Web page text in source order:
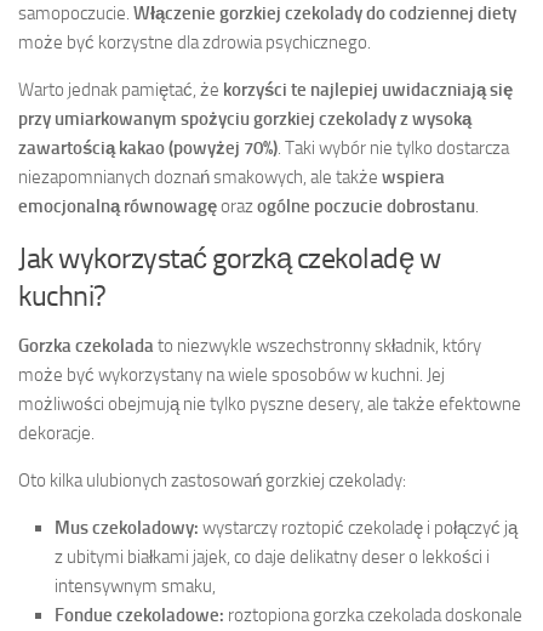
samopoczucie. Włączenie gorzkiej czekolady do codziennej diety
może być korzystne dla zdrowia psychicznego.
Warto jednak pamiętać, że korzyści te najlepiej uwidaczniają się
przy umiarkowanym spożyciu gorzkiej czekolady z wysoką
zawartością kakao (powyżej 70%) . Taki wybór nie tylko dostarcza
niezapomnianych doznań smakowych, ale także wspiera
emocjonalną równowagęorazogólne poczucie dobrostanu
Jak wykorzystać gorzką czekoladę w
kuchni?
Gorzka czekolada to niezwykle wszechstronny składnik, który
może być wykorzystany na wiele sposobów w kuchni. Jej
możliwości obejmują nie tylko pyszne desery, ale także efektowne
dekoracje.
Oto kilka ulubionych zastosowań gorzkiej czekolady:
Mus czekoladowy: wystarczy roztopić czekoladę i połączyć ją
z ubitymi białkami jajek, co daje delikatny deser o lekkości i
intensywnym smaku,
Fondue czekoladowe: roztopiona gorzka czekolada doskonale